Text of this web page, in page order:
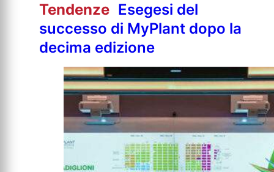
Tendenze Esegesi del
successo di MyPlant dopo la
decima edizione